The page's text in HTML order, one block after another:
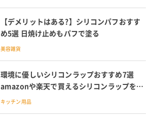
【デメリットはある?】シリコンパフおすす
め5選 日焼け止めもパフで塗る
美容雑貨
環境に優しいシリコンラップおすすめ7選
amazonや楽天で買えるシリコンラップを紹
介
キッチン用品